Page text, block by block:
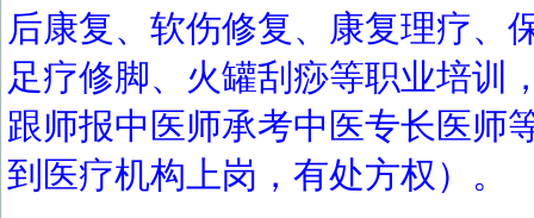
后康复、软伤修复、康复理疗、
足疗修脚、火罐刮痧等职业培训
跟师报中医师承考中医专长医师
到医疗机构上岗，有处方权）。